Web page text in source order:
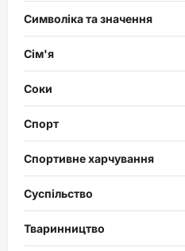
Символіка та значення
Сім'я
Соки
Спорт
Спортивне харчування
Суспільство
Тваринництво